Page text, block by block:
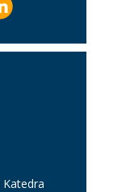
Katedra